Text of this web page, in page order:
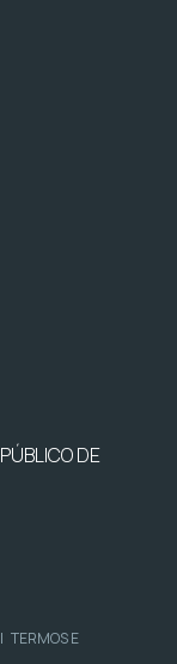
DE
| TERMOS E